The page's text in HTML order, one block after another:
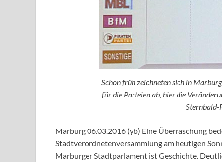
Schon früh zeichneten sich in
für die Parteien ab, hier die
Sternbald-
Marburg 06.03.2016 (yb) Eine Überraschung
Stadtverordnetenversammlung am heutigen
Marburger Stadtparlament ist Geschichte.